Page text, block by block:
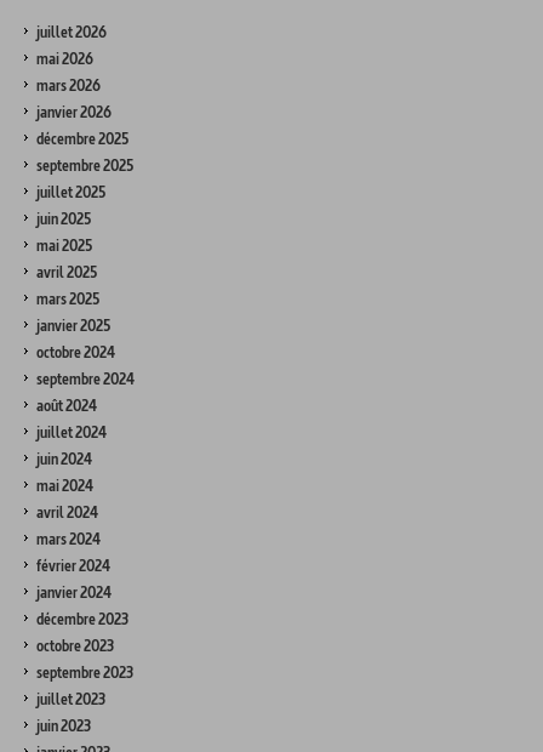
juillet 2026
mai 2026
mars 2026
janvier 2026
décembre 2025
septembre 2025
juillet 2025
juin 2025
mai 2025
avril 2025
mars 2025
janvier 2025
octobre 2024
septembre 2024
août 2024
juillet 2024
juin 2024
mai 2024
avril 2024
mars 2024
février 2024
janvier 2024
décembre 2023
octobre 2023
septembre 2023
juillet 2023
juin 2023